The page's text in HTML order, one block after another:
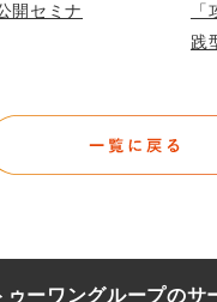
開セミナ
践
ゥーワングループのサ